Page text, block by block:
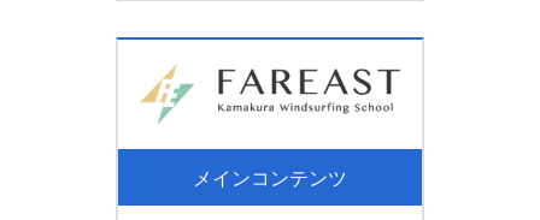
メインコンテンツ